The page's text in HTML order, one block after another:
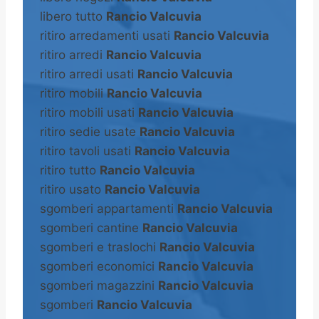
libero tutto Rancio Valcuvia
ritiro arredamenti usati Rancio Valcuvia
ritiro arredi Rancio Valcuvia
ritiro arredi usati Rancio Valcuvia
ritiro mobili Rancio Valcuvia
ritiro mobili usati Rancio Valcuvia
ritiro sedie usate Rancio Valcuvia
ritiro tavoli usati Rancio Valcuvia
ritiro tutto Rancio Valcuvia
ritiro usato Rancio Valcuvia
sgomberi appartamenti Rancio Valcuvia
sgomberi cantine Rancio Valcuvia
sgomberi e traslochi Rancio Valcuvia
sgomberi economici Rancio Valcuvia
sgomberi magazzini Rancio Valcuvia
sgomberi Rancio Valcuvia